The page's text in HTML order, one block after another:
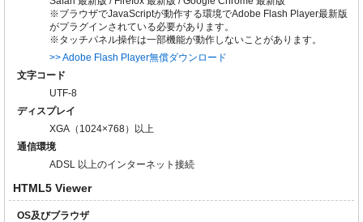
※ブラウザでJavaScriptが動作する環境でAdobe Flash Player最新版
がプラグインされている必要があります。
※タッチパネル操作は一部機能が動作しないことがあります。
>> Adobe Flash Player無償ダウンロード
文字コード
UTF-8
ディスプレイ
XGA（1024×768）以上
通信環境
ADSL 以上のインターネット接続
HTML5 Viewer
OS及びブラウザ